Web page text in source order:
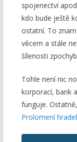
spojenectví
kdo bude ještě
ostatní. To
věcem a stále
šílenosti
Tohle není nic
korporací, bank
funguje.
Prolomení